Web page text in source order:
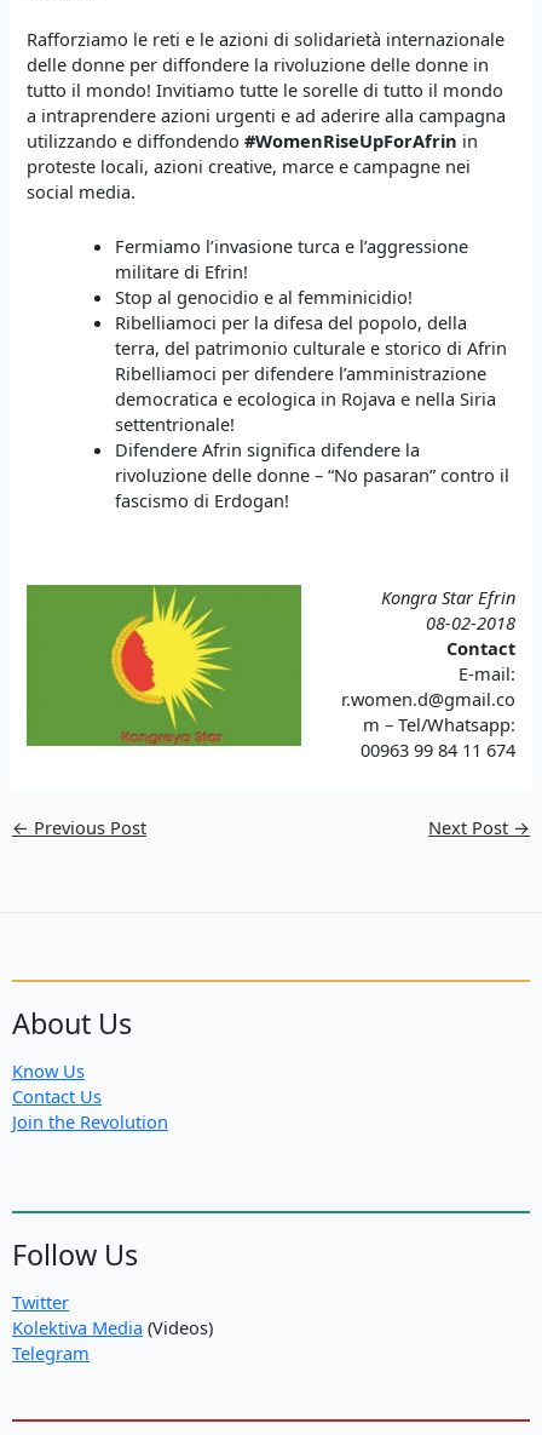
Rafforziamo le reti e le azioni di solidarietà internazionale
delle donne per diffondere la rivoluzione delle donne in
tutto il mondo! Invitiamo tutte le sorelle di tutto il mondo
a intraprendere azioni urgenti e ad aderire alla campagna
utilizzando e diffondendo#WomenRiseUpForAfrin in
proteste locali, azioni creative, marce e campagne nei
social media.
Fermiamo l’invasione turca e l’aggressione
militare di Efrin!
Stop al genocidio e al femminicidio!
Ribelliamoci per la difesa del popolo, della
terra, del patrimonio culturale e storico di Afrin
Ribelliamoci per difendere l’amministrazione
democratica e ecologica in Rojava e nella Siria
settentrionale!
Difendere Afrin significa difendere la
rivoluzione delle donne – “No pasaran” contro il
fascismo di Erdogan!
Kongra Star Efrin
08-02-2018
Contact
E-mail:
r.women.d@gmail.co
m – Tel/Whatsapp:
00963 99 84 11 674
← Previous Post Next Post →
About Us
Know Us
Contact Us
Join the Revolution
Follow Us
Twitter
Kolektiva Media (Videos)
Telegram